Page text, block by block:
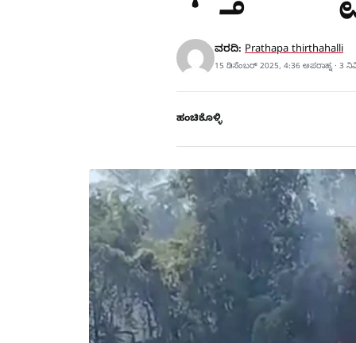
ವರದಿ: Prathapa thirthahalli
15 ಡಿಸೆಂಬರ್ 2025, 4:36 ಅಪರಾಹ್ನ · 3
ಹಂಚಿಕೊಳ್ಳಿ